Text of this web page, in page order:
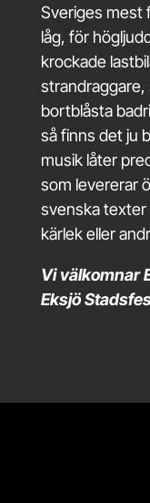
Sveriges mest
låg, för
krockade
bortblåsta
så finns det ju
musik låter
som levererar
svenska texter
kärlek eller
Vi välkomnar
Eksjö